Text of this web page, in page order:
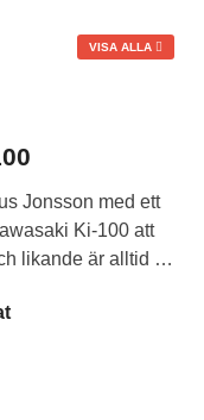
VISA ALLA
Jonsson med ett
Ki-100 att
likande är alltid …